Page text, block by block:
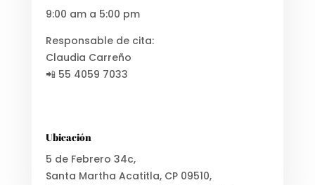
9:00 am a 5:00 pm
Responsable de cita:
Claudia Carreño
📲 55 4059 7033
Ubicación
5 de Febrero 34c,
Santa Martha Acatitla, CP 09510,